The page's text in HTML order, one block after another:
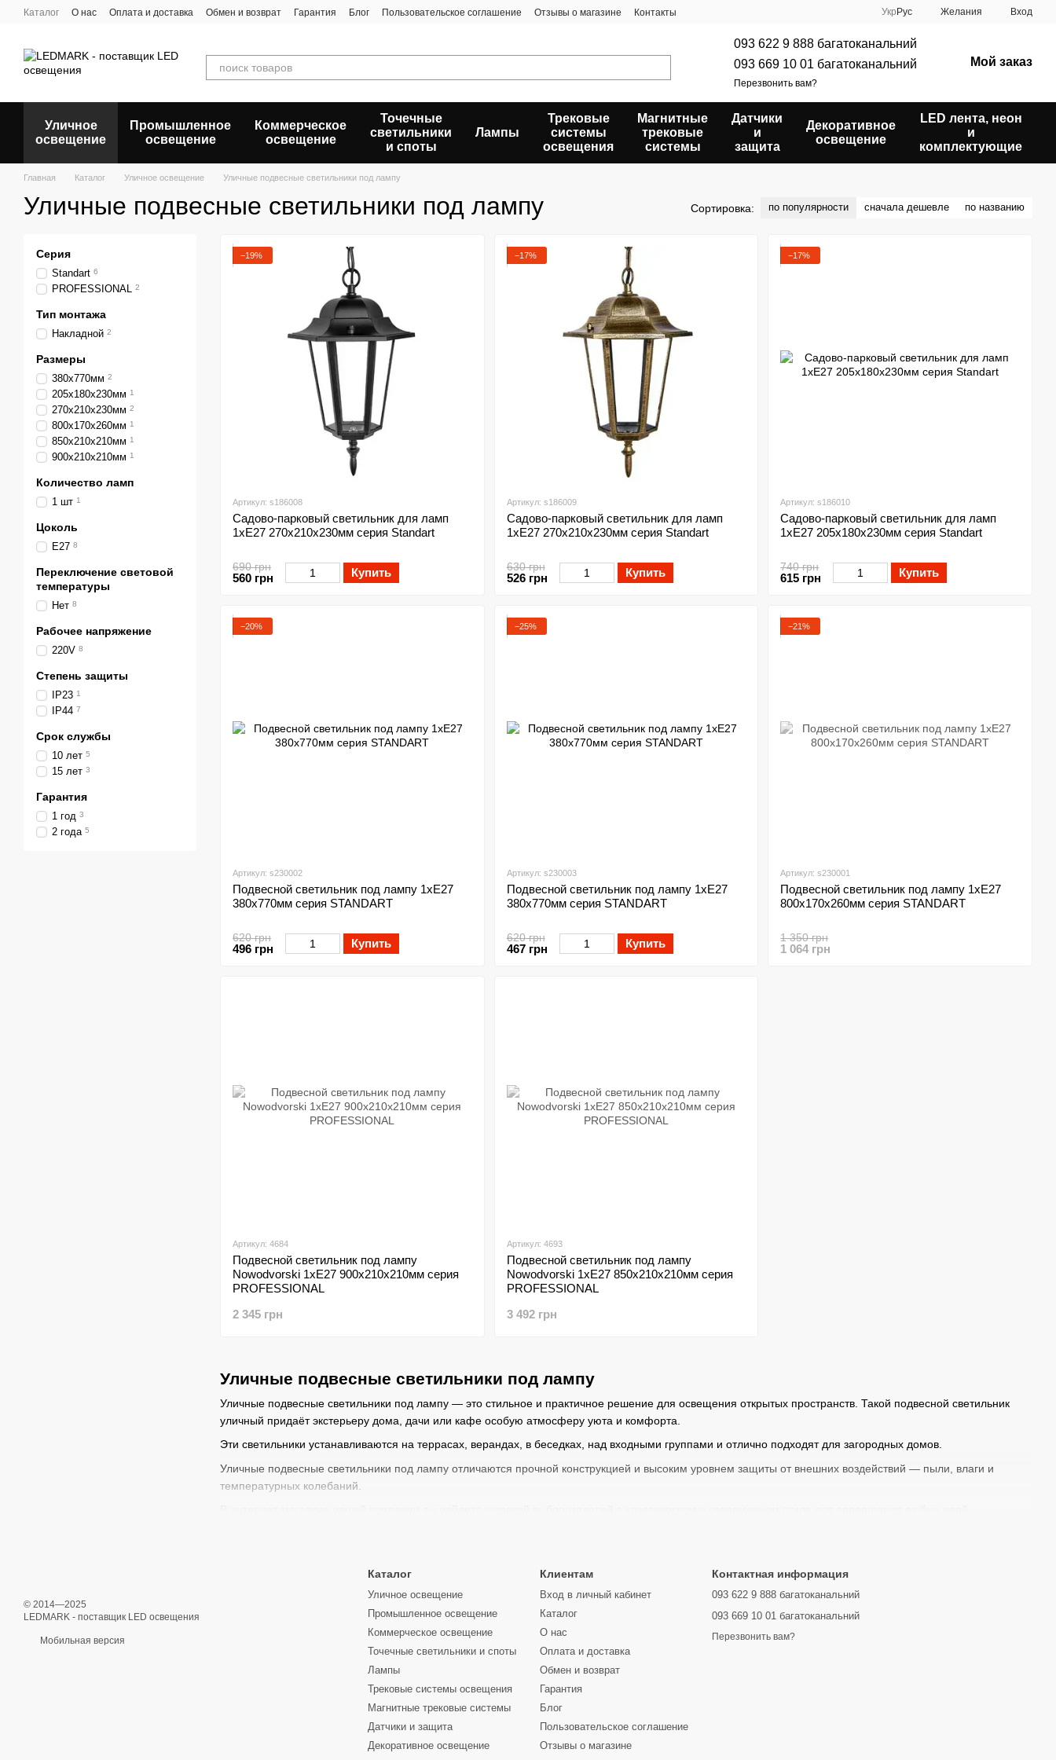
Перейти к основному контенту
Каталог О нас Оплата и доставка Обмен и возврат Гарантия Блог Пользовательское соглашение Отзывы о магазине Контакты Укр Рус Желания Вход
093 622 9 888 багатоканальний
093 669 10 01 багатоканальний
Перезвонить вам?
Мой заказ
Уличное
освещение
Промышленное
освещение
Коммерческое
освещение
Точечные
светильники
и споты
Лампы
Трековые
системы
освещения
Магнитные
трековые
системы
Датчики
и
защита
Декоративное
освещение
LED лента, неон
и
комплектующие
Главная Каталог Уличное освещение Уличные подвесные светильники под лампу
Уличные подвесные светильники под лампу Сортировка: по популярности сначала дешевле по названию
Уличные подвесные светильники под лампу
Уличные подвесные светильники под лампу — это стильное и практичное решение для освещения открытых пространств. Такой подвесной светильник
уличный придаёт экстерьеру дома, дачи или кафе особую атмосферу уюта и комфорта.
Эти светильники устанавливаются на террасах, верандах, в беседках, над входными группами и отлично подходят для загородных домов.
Уличные подвесные светильники под лампу отличаются прочной конструкцией и высоким уровнем защиты от внешних воздействий — пыли, влаги и
температурных колебаний.
Назначение и использование: подвесной светильник уличный фонарь
Подвесной светильник уличный фонарь используется для создания декоративного и функционального освещения на открытом воздухе.
Такой подвесной уличный светильник идеально подходит для освещения террас, беседок, входных зон и летних кафе.
Подвесной уличный фонарь не только освещает пространство, но и украшает экстерьер, добавляя нотку уюта и стиля. Особенно востребованы подвесные
фонари для дачи, которые помогают создать атмосферу загородного отдыха.
Уличные подвесные светильники для загородного дома отлично справляются с задачами освещения больших участков и подчеркивают архитектурные
особенности здания. Часто такие светильники устанавливаются как подвесной фонарь в беседку, обеспечивая мягкий и равномерный свет для вечернего
−19%
Артикул: s186008
Садово-парковый светильник для ламп
1xE27 270х210х230мм серия Standart
690 грн
560 грн Купить
−17%
Артикул: s186009
Садово-парковый светильник для ламп
1xE27 270х210х230мм серия Standart
630 грн
526 грн Купить
−17%
Артикул: s186010
Садово-парковый светильник для ламп
1xE27 205х180х230мм серия Standart
740 грн
615 грн Купить
−20%
Артикул: s230002
Подвесной светильник под лампу 1хЕ27
380х770мм серия STANDART
620 грн
496 грн Купить
−25%
Артикул: s230003
Подвесной светильник под лампу 1хЕ27
380х770мм серия STANDART
620 грн
467 грн Купить
−21%
Артикул: s230001
Подвесной светильник под лампу 1хЕ27
800х170х260мм серия STANDART
1 350 грн
1 064 грн
Артикул: 4684
Подвесной светильник под лампу
Nowodvorski 1xE27 900х210х210мм серия
PROFESSIONAL
2 345 грн
Артикул: 4693
Подвесной светильник под лампу
Nowodvorski 1xE27 850х210х210мм серия
PROFESSIONAL
3 492 грн
Серия
Standart 6
PROFESSIONAL 2
Тип монтажа
Накладной 2
Размеры
380х770мм 2
205х180х230мм 1
270х210х230мм 2
800х170х260мм 1
850х210х210мм 1
900х210х210мм 1
Количество ламп
1 шт 1
Цоколь
E27 8
Переключение световой
температуры
Нет 8
Рабочее напряжение
220V 8
Степень защиты
IP23 1
IP44 7
Срок службы
10 лет 5
15 лет 3
Гарантия
1 год 3
2 года 5
© 2014—2025
LEDMARK - поставщик LED освещения
Мобильная версия
Каталог
Уличное освещение
Промышленное освещение
Коммерческое освещение
Точечные светильники и споты
Лампы
Трековые системы освещения
Магнитные трековые системы
Датчики и защита
Декоративное освещение
Клиентам
Вход в личный кабинет
Каталог
О нас
Оплата и доставка
Обмен и возврат
Гарантия
Блог
Пользовательское соглашение
Отзывы о магазине
Контактная информация
093 622 9 888 багатоканальний
093 669 10 01 багатоканальний
Перезвонить вам?